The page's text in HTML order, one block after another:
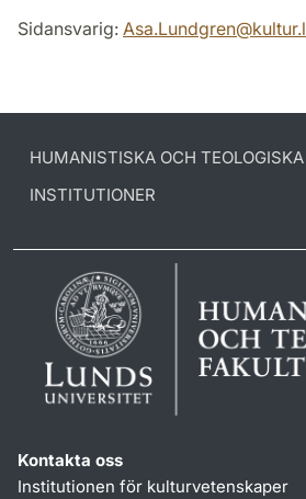
Sidansvarig: Asa.Lundgren@
HUMANISTISKA OCH
INSTITUTIONER
Kontakta oss
Institutionen för kulturvetenskaper